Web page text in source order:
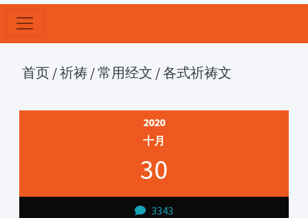
首页 /祈祷 /常用经文 /各式祈祷文
2020
十月
30
3343